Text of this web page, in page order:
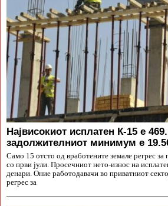
Највисокиот исплатен К-15 е
задолжителниот минимум е
Само 15 отсто од вработените земале регрес
со први јули. Просечниот нето-износ на
денари. Оние работодавачи во приватниот
регрес за